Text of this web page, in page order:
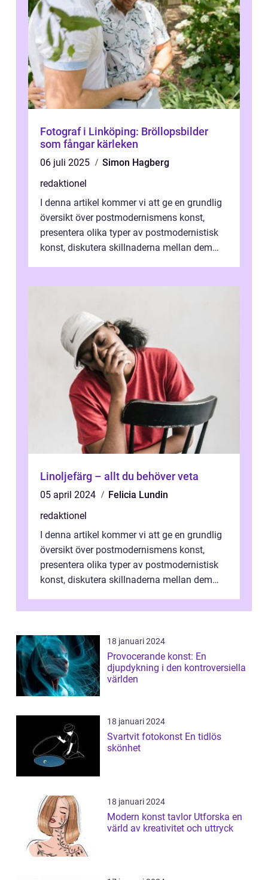
Fotograf i Linköping: Bröllopsbilder
som fångar kärleken
06 juli 2025
Simon Hagberg
redaktionel
I denna artikel kommer vi att ge en grundlig
översikt över postmodernismens konst,
presentera olika typer av postmodernistisk
konst, diskutera skillnaderna mellan dem
Linoljefärg – allt du behöver veta
05 april 2024
Felicia Lundin
redaktionel
I denna artikel kommer vi att ge en grundlig
översikt över postmodernismens konst,
presentera olika typer av postmodernistisk
konst, diskutera skillnaderna mellan dem
18 januari 2024
Provocerande konst: En
djupdykning i den kontroversiella
världen
18 januari 2024
Svartvit fotokonst En tidlös
skönhet
18 januari 2024
Modern konst tavlor Utforska en
värld av kreativitet och uttryck